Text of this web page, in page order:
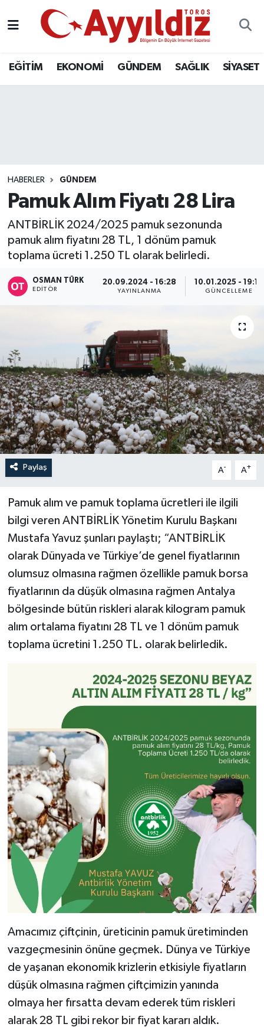
EĞİTİM EKONOMİ GÜNDEM SAĞLIK SİYASET
HABERLER GÜNDEM
Pamuk Alım Fiyatı 28 Lira
ANTBİRLİK 2024/2025 pamuk sezonunda
pamuk alım fiyatını 28 TL, 1 dönüm pamuk
toplama ücreti 1.250 TL olarak belirledi.
OSMAN TÜRK
EDITÖR
20.09.2024 - 16:28
YAYINLANMA
10.01.2025 - 19:15
GÜNCELLEME
Paylaş A- A+
Pamuk alım ve pamuk toplama ücretleri ile ilgili
bilgi veren ANTBİRLİK Yönetim Kurulu Başkanı
Mustafa Yavuz şunları paylaştı; “ANTBİRLİK
olarak Dünyada ve Türkiye’de genel fiyatlarının
olumsuz olmasına rağmen özellikle pamuk borsa
fiyatlarının da düşük olmasına rağmen Antalya
bölgesinde bütün riskleri alarak kilogram pamuk
alım ortalama fiyatını 28 TL ve 1 dönüm pamuk
toplama ücretini 1.250 TL. olarak belirledik.
Amacımız çiftçinin, üreticinin pamuk üretiminden
vazgeçmesinin önüne geçmek. Dünya ve Türkiye
de yaşanan ekonomik krizlerin etkisiyle fiyatların
düşük olmasına rağmen çiftçimizin yanında
olmaya her fırsatta devam ederek tüm riskleri
alarak 28 TL gibi rekor bir fiyat kararı aldık.